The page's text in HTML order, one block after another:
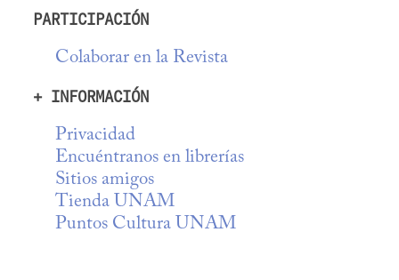
PARTICIPACIÓN
Colaborar en la Revista
+ INFORMACIÓN
Privacidad
Encuéntranos en librerías
Sitios amigos
Tienda UNAM
Puntos Cultura UNAM